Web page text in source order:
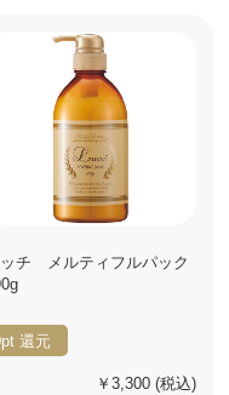
チ メルティフルパック
還元
￥3,300 (税込)